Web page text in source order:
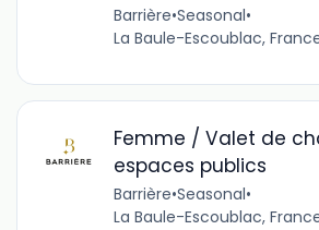
Barrière•Seasonal•
La Baule-Escoublac,
Femme / Valet de
espaces publics
Barrière•Seasonal•
La Baule-Escoublac,